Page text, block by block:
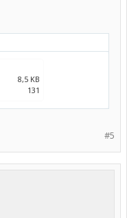
8,5 KB
131
#5